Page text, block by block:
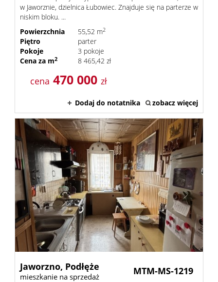
w Jaworznie, dzielnica Łubowiec. Znajduje się na parterze w
niskim bloku. ...
Powierzchnia
55,52 m2
Piętro
parter
Pokoje
3 pokoje
Cena za m2 8 465,42 zł
cena 470 000 zł
Dodaj do notatnika zobacz więcej
Jaworzno, Podłęże
mieszkanie na sprzedaż MTM-MS-1219